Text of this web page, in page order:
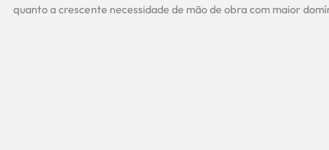
quanto a crescente necessidade de mão de obra com maior